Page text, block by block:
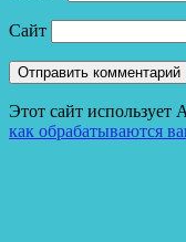
Сайт
Этот сайт использует
как обрабатываются